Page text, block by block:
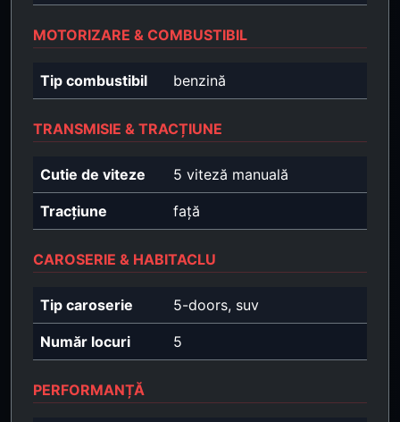
MOTORIZARE & COMBUSTIBIL
Tip combustibil benzină
TRANSMISIE & TRACȚIUNE
Cutie de viteze 5 viteză manuală
Tracțiune față
CAROSERIE & HABITACLU
Tip caroserie 5-doors, suv
Număr locuri 5
PERFORMANȚĂ